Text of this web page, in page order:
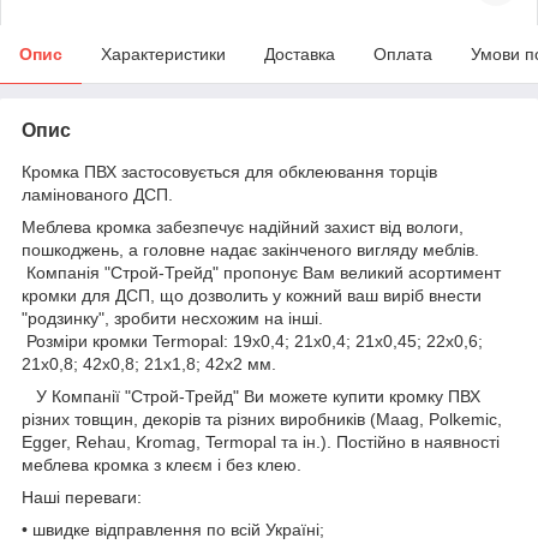
Опис Характеристики Доставка Оплата Умови
Опис
Кромка ПВХ застосовується для обклеювання торців
ламінованого ДСП.
Меблева кромка забезпечує надійний захист від вологи,
пошкоджень, а головне надає закінченого вигляду меблів.
Компанія "Строй-Трейд" пропонує Вам великий асортимент
кромки для ДСП, що дозволить у кожний ваш виріб внести
"родзинку", зробити несхожим на інші.
Розміри кромки Termopal: 19х0,4; 21х0,4; 21х0,45; 22х0,6;
21х0,8; 42х0,8; 21х1,8; 42х2 мм.
У Компанії "Строй-Трейд" Ви можете купити кромку ПВХ
різних товщин, декорів та різних виробників (Maag, Polkemic,
Egger, Rehau, Kromag, Termopal та ін.). Постійно в наявності
меблева кромка з клеєм і без клею.
Наші переваги:
• швидке відправлення по всій Україні;